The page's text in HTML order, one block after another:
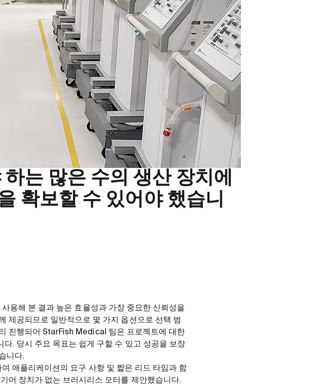
는 많은 수의 생산 장치에
확보할 수 있어야 했습니
용해 본 결과 높은 효율성과 가장 중요한 신뢰성을
제공되므로 일반적으로 몇 가지 옵션으로 선택 범
진행되어 StarFish Medical 팀은 프로젝트에 대한
. 당시 주요 목표는 쉽게 구할 수 있고 성공을 보장
니다.
애플리케이션의 요구 사항 및 짧은 리드 타임과 함
어 장치가 없는 브러시리스 모터를 제안했습니다.